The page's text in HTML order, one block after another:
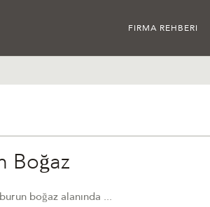
FIRMA REHBERI
Boğaz
boğaz alanında ...